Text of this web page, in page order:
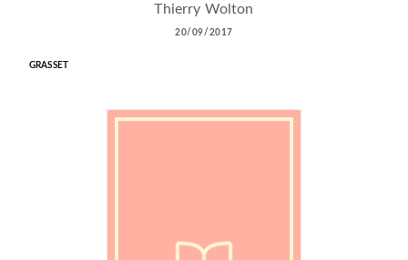
Thierry Wolton
20/09/2017
GRASSET